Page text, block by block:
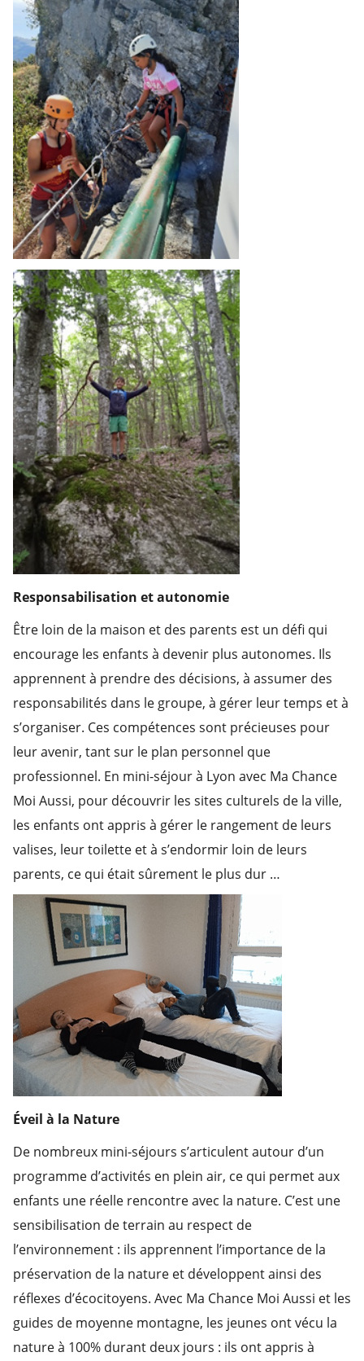
Responsabilisation et autonomie
Être loin de la maison et des parents est un défi qui
encourage les enfants à devenir plus autonomes. Ils
apprennent à prendre des décisions, à assumer des
responsabilités dans le groupe, à gérer leur temps et à
s’organiser. Ces compétences sont précieuses pour
leur avenir, tant sur le plan personnel que
professionnel. En mini-séjour à Lyon avec Ma Chance
Moi Aussi, pour découvrir les sites culturels de la ville,
les enfants ont appris à gérer le rangement de leurs
valises, leur toilette et à s’endormir loin de leurs
parents, ce qui était sûrement le plus dur …
Éveil à la Nature
De nombreux mini-séjours s’articulent autour d’un
programme d’activités en plein air, ce qui permet aux
enfants une réelle rencontre avec la nature. C’est une
sensibilisation de terrain au respect de
l’environnement : ils apprennent l’importance de la
préservation de la nature et développent ainsi des
réflexes d’écocitoyens. Avec Ma Chance Moi Aussi et les
guides de moyenne montagne, les jeunes ont vécu la
nature à 100% durant deux jours : ils ont appris à